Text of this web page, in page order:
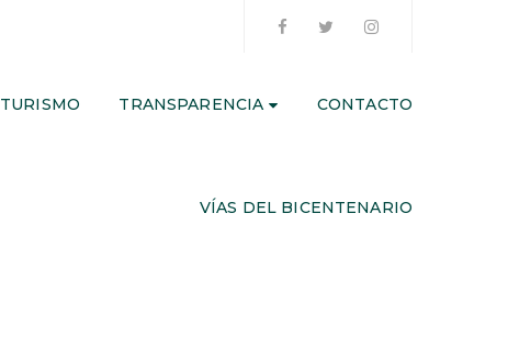
TURISMO TRANSPARENCIA CONTACTO
VÍAS DEL BICENTENARIO